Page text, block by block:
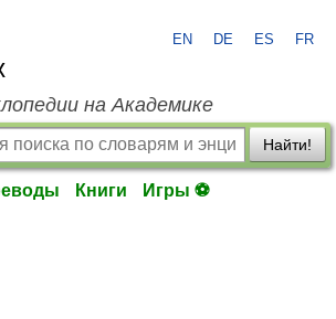
EN DE ES FR
на Академике
Найти!
Книги Игры ⚽